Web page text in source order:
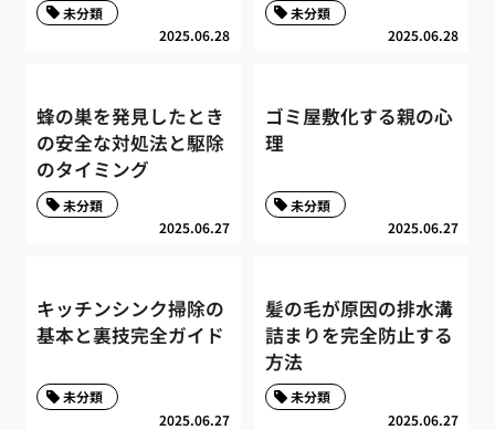
2025.06.28
未分類
2025.06.28
未分類
蜂の巣を発見したとき
の安全な対処法と駆除
のタイミング
2025.06.27
未分類
ゴミ屋敷化する親の心
理
2025.06.27
未分類
キッチンシンク掃除の
基本と裏技完全ガイド
2025.06.27
未分類
髪の毛が原因の排水溝
詰まりを完全防止する
方法
2025.06.27
未分類